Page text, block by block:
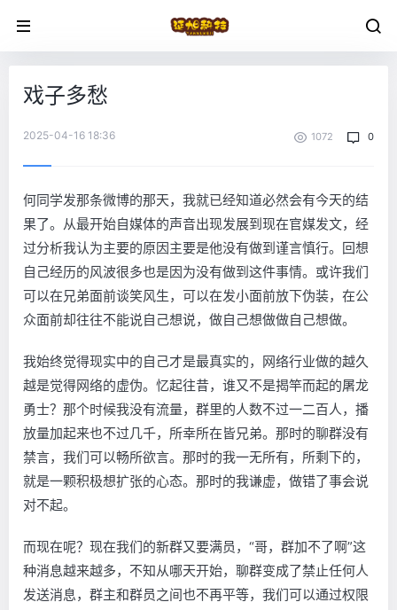
戏子多愁
2025-04-16 18:36 1072 0
何同学发那条微博的那天，我就已经知道必然会有今天的结
果了。从最开始自媒体的声音出现发展到现在官媒发文，经
过分析我认为主要的原因主要是他没有做到谨言慎行。回想
自己经历的风波很多也是因为没有做到这件事情。或许我们
可以在兄弟面前谈笑风生，可以在发小面前放下伪装，在公
众面前却往往不能说自己想说，做自己想做做自己想做。
我始终觉得现实中的自己才是最真实的，网络行业做的越久
越是觉得网络的虚伪。忆起往昔，谁又不是揭竿而起的屠龙
勇士？那个时候我没有流量，群里的人数不过一二百人，播
放量加起来也不过几千，所幸所在皆兄弟。那时的聊群没有
禁言，我们可以畅所欲言。那时的我一无所有，所剩下的，
就是一颗积极想扩张的心态。那时的我谦虚，做错了事会说
对不起。
而现在呢？现在我们的新群又要满员，“哥，群加不了啊”这
种消息越来越多，不知从哪天开始，聊群变成了禁止任何人
发送消息，群主和群员之间也不再平等，我们可以通过权限